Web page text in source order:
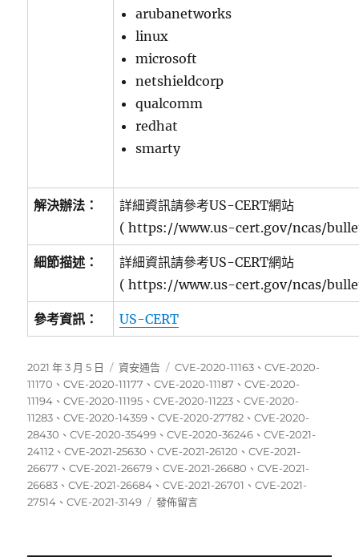
arubanetworks
linux
microsoft
netshieldcorp
qualcomm
redhat
smarty
解決辦法：
詳細資訊請參考US-CERT網站
( https://www.us-cert.gov/ncas/
細節描述：
詳細資訊請參考US-CERT網站
( https://www.us-cert.gov/ncas/
參考資訊： US-CERT
發
佈
日
期:
2021 年 3 月 5 日
分
類
資安通告
標
籤
CVE-2020-11163 、CVE-2020-
11170 、CVE-2020-11177 、CVE-2020-11187 、CVE-2020-
11194 、CVE-2020-11195 、CVE-2020-11223 、CVE-2020-
11283 、CVE-2020-14359 、CVE-2020-27782 、CVE-2020-
28430 、CVE-2020-35499 、CVE-2020-36246 、CVE-2021-
24112 、CVE-2021-25630 、CVE-2021-26120 、CVE-2021-
26677 、CVE-2021-26679 、CVE-2021-26680 、CVE-2021-
26683 、CVE-2021-26684 、CVE-2021-26701 、CVE-2021-
27514 、CVE-2021-3149
在
發佈留言